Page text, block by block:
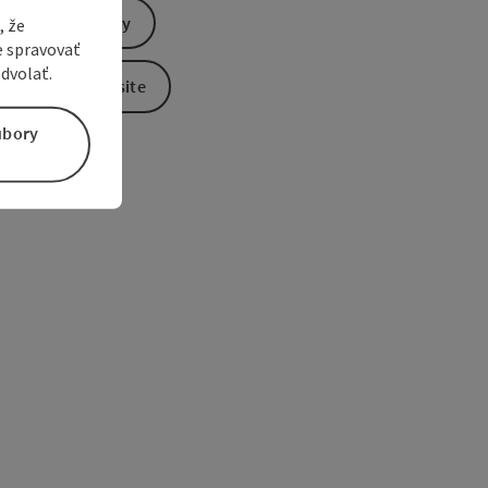
Send inquiry
To the website
že
spravovať